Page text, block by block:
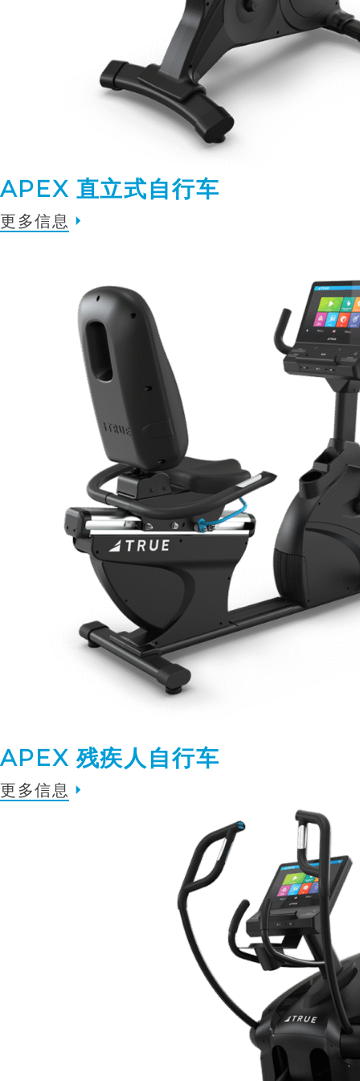
APEX 直立式自行车
更多信息
APEX 残疾人自行车
更多信息